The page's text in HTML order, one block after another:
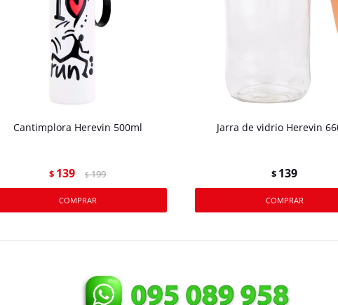
Cantimplora Herevin 500ml
$ 139 $ 199
Jarra de vidrio Herevin
$ 139